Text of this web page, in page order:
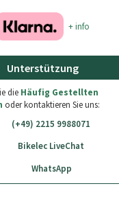
+ info
Unterstützung
die Häufig Gestellten
oder kontaktieren Sie uns:
(+49) 2215 9988071
Bikelec LiveChat
WhatsApp